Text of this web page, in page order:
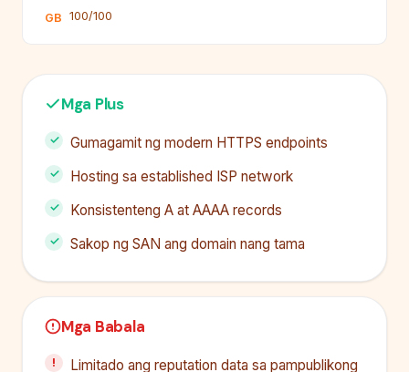
GB 100/100
Mga Plus
Gumagamit ng modern HTTPS endpoints
Hosting sa established ISP network
Konsistenteng A at AAAA records
Sakop ng SAN ang domain nang tama
Mga Babala
Limitado ang reputation data sa pampublikong